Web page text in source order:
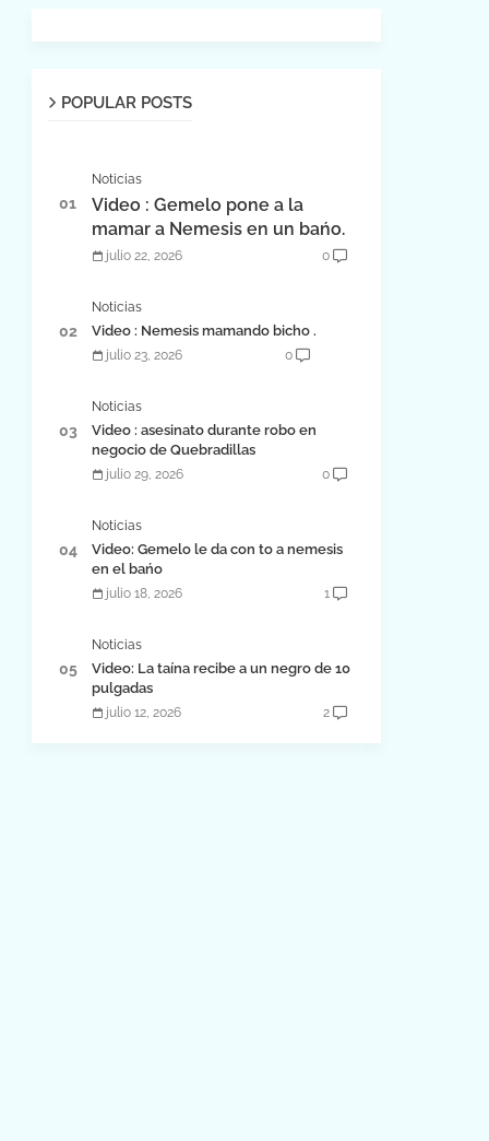
POPULAR POSTS
Noticias
Video : Gemelo pone a la
mamar a Nemesis en un bańo.
julio 22, 2026 0
Noticias
Video : Nemesis mamando bicho .
julio 23, 2026 0
Noticias
Video : asesinato durante robo en
negocio de Quebradillas
julio 29, 2026 0
Noticias
Video: Gemelo le da con to a nemesis
en el bańo
julio 18, 2026 1
Noticias
Video: La taína recibe a un negro de 10
pulgadas
julio 12, 2026 2